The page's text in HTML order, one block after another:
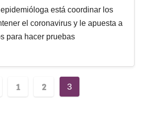
está coordinar los
el coronavirus y le apuesta a
para hacer pruebas
1 2 3